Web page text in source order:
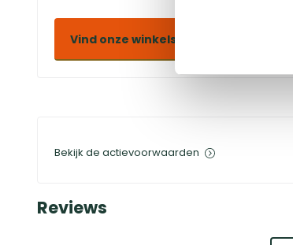
Vind onze winkels
Bekijk de actievoorwaarden
Reviews